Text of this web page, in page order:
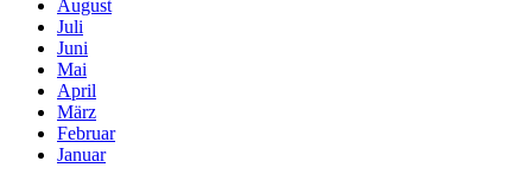
August
Juli
Juni
Mai
April
März
Februar
Januar